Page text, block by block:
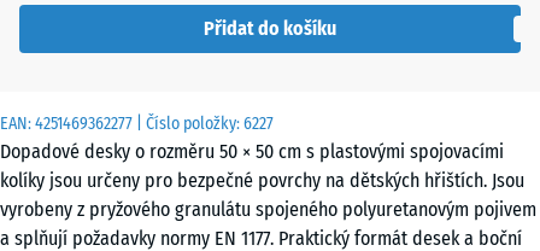
EAN:4251469362277 | Číslo položky:6227
Dopadové desky o rozměru 50 × 50 cm s plastovými spojovacími
kolíky jsou určeny pro bezpečné povrchy na dětských hřištích. Jsou
vyrobeny z pryžového granulátu spojeného polyuretanovým pojivem
a splňují požadavky normy EN 1177. Praktický formát desek a boční
béžová
Travní
zelená
- 38,00 Kč
v údajích o
50
x
50
x 6
Přidat do košíku